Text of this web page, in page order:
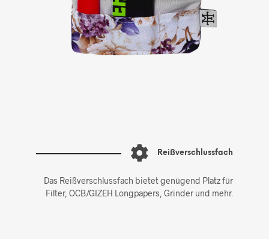
Reißverschlussfach
Das Reißverschlussfach bietet genügend Platz für
Filter, OCB/GIZEH Longpapers, Grinder und mehr.